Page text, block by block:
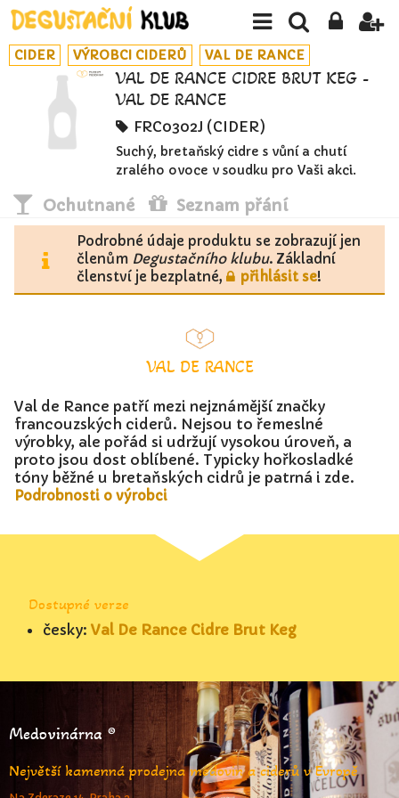
CIDER VÝROBCI CIDERŮ VAL DE RANCE
VAL DE RANCE CIDRE BRUT KEG -
VAL DE RANCE
FRC0302J (CIDER)
Suchý, bretaňský cidre s vůní a chutí
zralého ovoce v soudku pro Vaši akci.
Ochutnané Seznam přání
Podrobné údaje produktu se zobrazují jen
členům Degustačního klubu. Základní
členství je bezplatné,
přihlásit se!
VAL DE RANCE
Val de Rance patří mezi nejznámější značky
francouzských ciderů. Nejsou to řemeslné
výrobky, ale pořád si udržují vysokou úroveň, a
proto jsou dost oblíbené. Typicky hořkosladké
tóny běžné u bretaňských cidrů je patrná i zde.
Podrobnosti o výrobci
Dostupné verze
česky: Val De Rance Cidre Brut Keg
Medovinárna ®
Největší kamenná prodejna medovin a ciderů v Evropě